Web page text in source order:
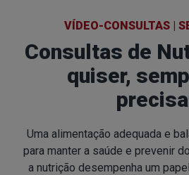
VÍDEO-CONSULTAS |
Consultas de
quiser,
Uma alimentação adequada e
para manter a saúde e prevenir
a nutrição desempenha um